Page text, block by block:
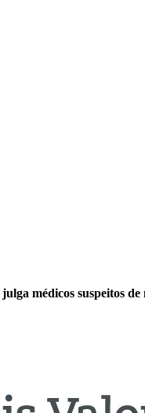
médicos suspeitos